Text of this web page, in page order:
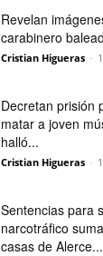
Revelan
carabinero
Cristian Higueras -
Decretan prisión
matar a joven
halló...
Cristian Higueras -
Sentencias para
narcotráfico
casas de Alerce...